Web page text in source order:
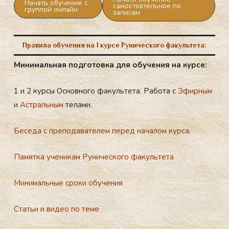
Начать обучение с
группой онлайн самостоятельное по
записям
Правила обучения на 1 курсе Рунического факультета:
Ми­ни­маль­ная под­го­тов­ка для обу­че­ния на кур­се:
1 и 2 курсы Основного факультета. Работа сЭфирным
иАстральным телами.
Бе­се­да с пре­по­да­ва­те­лем пе­ред на­ча­лом кур­са.
Па­мят­ка уче­ни­кам Ру­ни­чес­ко­го фа­куль­те­та
Ми­ни­маль­ные сро­ки обу­че­ния
Статьи и ви­део по те­ме